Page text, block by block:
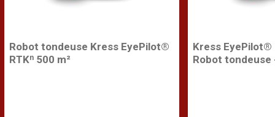
Robot tondeuse Kress EyePilot®
RTKⁿ 500 m²
Kress EyePilot®
Robot tondeuse